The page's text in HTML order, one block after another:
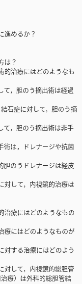
めるか？
は？
治療にはどのようなも
，胆のう摘出術は経過
石症に対して，胆のう摘
，胆のう摘出術は非手
は，ドレナージや抗菌
のうドレナージは経皮
して，内視鏡的治療は
療にはどのようなもの
にはどのようなものが
する治療にはどのよう
して，内視鏡的総胆管
療）は外科的総胆管結